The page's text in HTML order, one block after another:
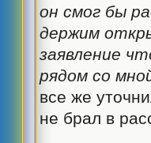
он смог бы
держим
заявление
рядом со
все же
не брал в